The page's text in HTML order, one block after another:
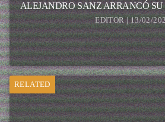
ALEJANDRO SANZ ARRANCÓ
EDITOR | 13/02/
RELATED